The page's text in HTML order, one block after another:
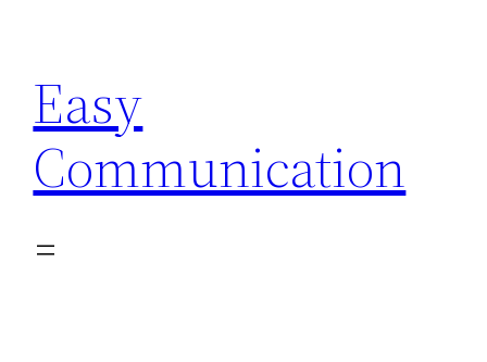
contenu
Easy
Communication